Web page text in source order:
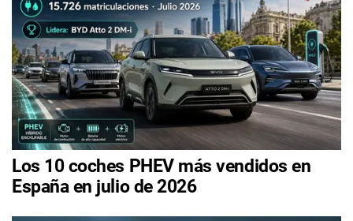
Los 10 coches PHEV más vendidos en
España en julio de 2026